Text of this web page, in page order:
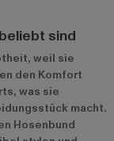
sind
weil sie
den Komfort
was sie
macht.
Hosenbund